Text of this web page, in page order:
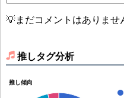
💡まだコメントはありませ
推しタグ分析
推し傾向